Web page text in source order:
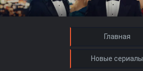
Главная
Новые сериалы